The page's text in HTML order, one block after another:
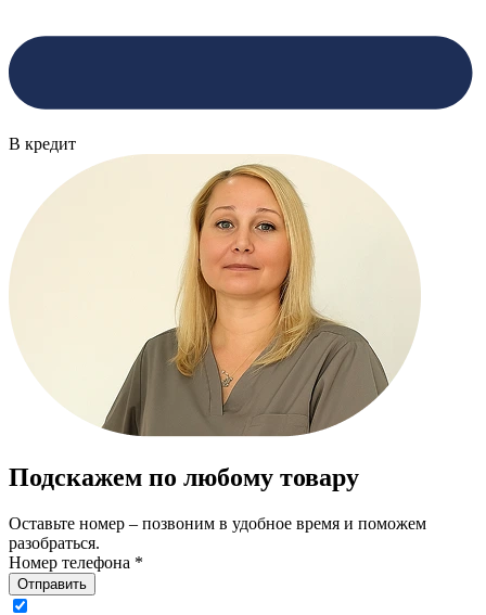
В кредит
Подскажем по любому товару
Оставьте номер – позвоним в удобное время и поможем
разобраться.
Номер телефона *
Отправить